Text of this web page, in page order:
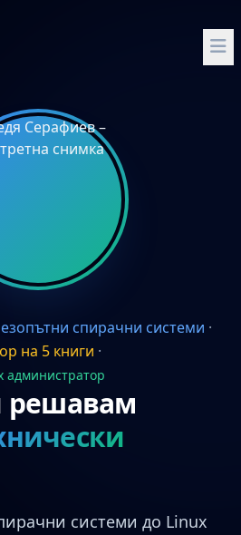
спирачни системи ·
на 5 книги ·
администратор
решавам
системи до Linux